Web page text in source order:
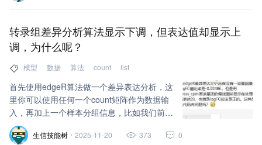
转录组差异分析算法显示下调，但表达值却显示上
调，为什么呢？
模型 数据 算法 count list
首先使用edgeR算法做一个差异表达分析，这
里你可以使用任何一个count矩阵作为数据输
入，再加上一个样本分组信息，比如我们前面
用的：
生信技能树 2025-11-20 373 0